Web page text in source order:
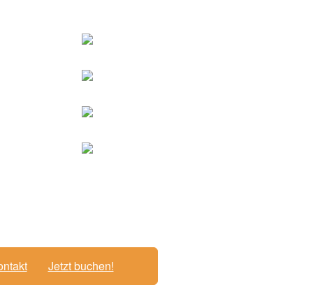
Jetzt buchen!